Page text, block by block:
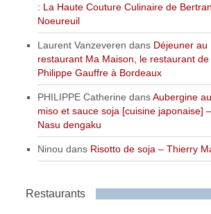
: La Haute Couture Culinaire de
Noeureuil
Laurent Vanzeveren dans Déjeuner au
restaurant Ma Maison, le restaurant de
Philippe Gauffre à Bordeaux
PHILIPPE Catherine dansAubergine au
miso et sauce soja [cuisine japonaise] –
Nasu dengaku
Ninou dans Risotto de soja – Thierry
Restaurants